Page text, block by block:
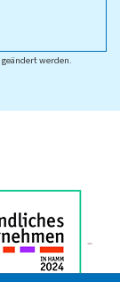
geändert werden.